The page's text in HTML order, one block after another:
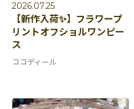
2026.07.25
【新作入荷✨】フラワープ
リントオフショルワンピー
ス
ココディール